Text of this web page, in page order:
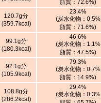
脂質：72.6%)
120.7g分
(359.7kcal)
23.4%
(炭水化物：0.5%
脂質：71.6%)
99.1g分
(180.3kcal)
46.6%
(炭水化物：1.1%
脂質：47.5%)
92.1g分
(105.9kcal)
79.3%
(炭水化物：0.7%
脂質：14.9%)
108.8g分
(286.2kcal)
29.4%
(炭水化物：0.3%